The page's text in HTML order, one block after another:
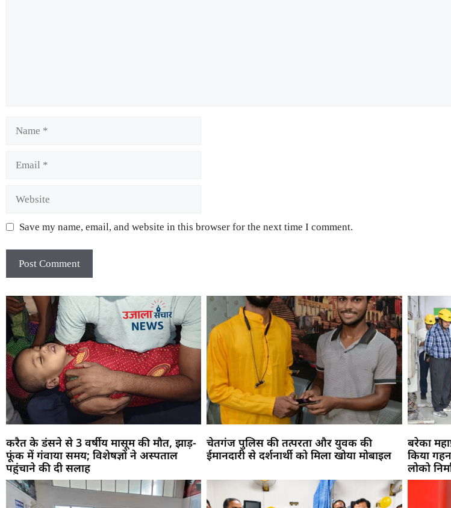
Save my name, email, and website in this browser for the next time I comment.
करैत के डंसने से 3 वर्षीय मासूम की मौत, झाड़-
फूंक में गंवाया समय; विशेषज्ञों ने अस्पताल
पहुंचाने की दी सलाह
चेतगंज पुलिस की तत्परता और युवक की
ईमानदारी से दर्शनार्थी को मिला खोया मोबाइल
बरेका
किया
लोको